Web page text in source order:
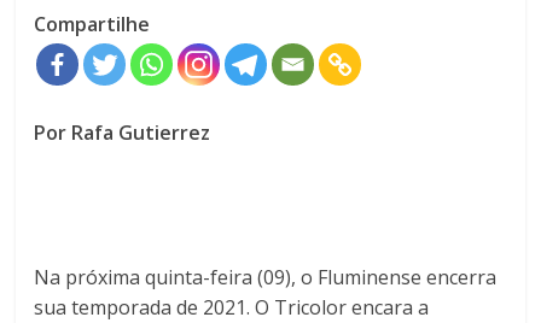
Compartilhe
Por Rafa Gutierrez
Na próxima quinta-feira (09), o Fluminense encerra
sua temporada de 2021. O Tricolor encara a